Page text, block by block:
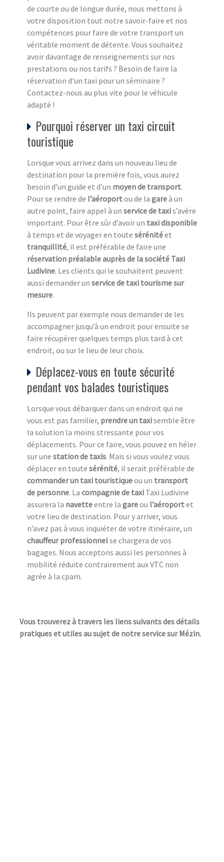
de courte ou de longue durée, nous mettons à
votre disposition tout notre savoir-faire et nos
compétences pour faire de votre transport un
véritable moment de détente. Vous souhaitez
avoir davantage de renseignements sur nos
prestations ou nos tarifs ? Besoin de faire la
réservation d'un taxi pour un séminaire ?
Contactez-nous au plus vite pour le véhicule
adapté !
Pourquoi réserver un taxi circuit
touristique
Lorsque vous arrivez dans un nouveau lieu de
destination pour la première fois, vous aurez
besoin d’un guide et d’un moyen de transport.
Pour se rendre de l’aéroportou de la gareà un
autre point, faire appel à un service de taxis’avère
important. Pour être sûr d’avoir un taxi disponible
à temps et de voyager en toute sérénitéet
tranquillité, il est préférable de faire une
réservation préalable auprès de la société Taxi
Ludivine. Les clients qui le souhaitent peuvent
aussi demander un service de taxi tourisme sur
mesure.
Ils peuvent par exemple nous demander de les
accompagner jusqu’à un endroit pour ensuite se
faire récupérer quelques temps plus tard à cet
endroit, ou sur le lieu de leur choix.
Déplacez-vous en toute sécurité
pendant vos balades touristiques
Lorsque vous débarquer dans un endroit qui ne
vous est pas familier, prendre un taxisemble être
la solution la moins stressante pour vos
déplacements. Pour ce faire, vous pouvez en héler
sur une station de taxis. Mais si vous voulez vous
déplacer en toute sérénité, il serait préférable de
commander un taxi touristiqueou un transport
de personne. La compagnie de taxi Taxi Ludivine
assurera la navetteentre la gareou l’aéroportet
votre lieu de destination. Pour y arriver, vous
n’avez pas à vous inquiéter de votre itinéraire, un
chauffeur professionnelse chargera de vos
bagages. Nous acceptons aussi les personnes à
mobilité réduite contrairement aux VTC non
agrée à la cpam.
Vous trouverez à travers les liens suivants des détails
pratiques et utiles au sujet de notre service sur Mézin.